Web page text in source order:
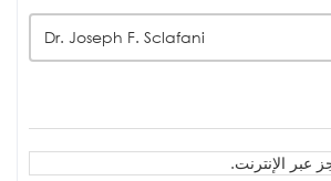
Dr. Joseph F. Sclafani
عبر الإنترنت.